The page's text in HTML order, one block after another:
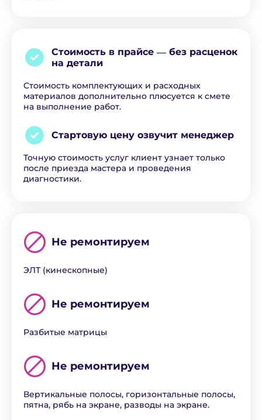
Стоимость в прайсе ― без расценок
на детали
Стоимость комплектующих и расходных
материалов дополнительно плюсуется к смете
на выполнение работ.
Стартовую цену озвучит менеджер
Точную стоимость услуг клиент узнает только
после приезда мастера и проведения
диагностики.
Не ремонтируем
ЭЛТ (кинескопные)
Не ремонтируем
Разбитые матрицы
Не ремонтируем
Вертикальные полосы, горизонтальные полосы,
пятна, рябь на экране, разводы на экране.